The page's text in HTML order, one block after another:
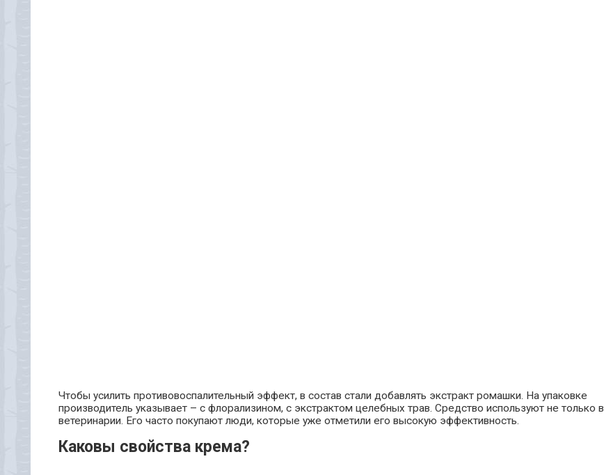
Чтобы усилить противовоспалительный эффект, в состав стали добавлять экстракт ромашки. На упаковке
производитель указывает – с флорализином, с экстрактом целебных трав. Средство используют не только в
ветеринарии. Его часто покупают люди, которые уже отметили его высокую эффективность.
Каковы свойства крема?